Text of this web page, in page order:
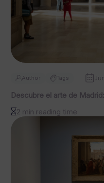
Author Tags
Descubre el arte de
2 min reading time